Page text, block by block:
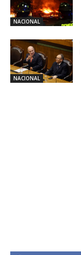
NACIONAL
NACIONAL